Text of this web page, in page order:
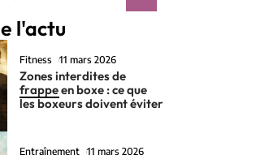
l'actu
Fitness 11 mars 2026
Zones interdites de
frappe en boxe : ce que
les boxeurs doivent éviter
Entraînement 11 mars 2026